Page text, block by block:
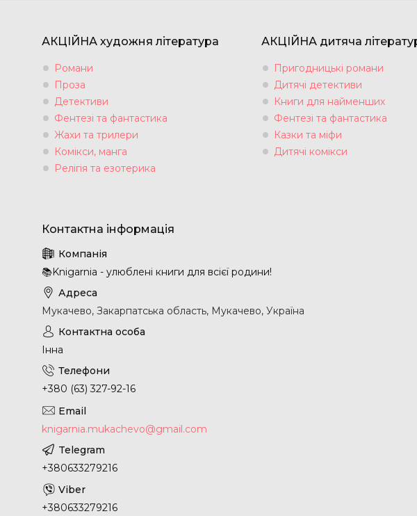
АКЦІЙНА художня література
Романи
Проза
Детективи
Фентезі та фантастика
Жахи та трилери
Комікси, манга
Релігія та езотерика
АКЦІЙНА дитяча
Пригодницькі романи
Дитячі детективи
Книги для найменших
Фентезі та фантастика
Казки та міфи
Дитячі комікси
📚Knigarnia - улюблені книги для всієї родини!
Мукачево, Закарпатська область, Мукачево, Україна
Інна
+380 (63) 327-92-16
knigarnia.mukachevo@gmail.com
+380633279216
+380633279216